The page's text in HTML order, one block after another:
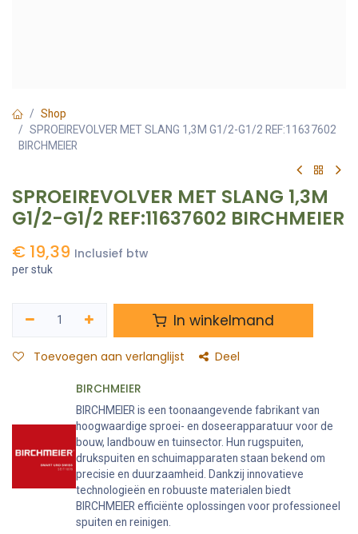
Shop
SPROEIREVOLVER MET SLANG 1,3M G1/2-G1/2 REF:11637602
BIRCHMEIER
SPROEIREVOLVER MET SLANG 1,3M
G1/2-G1/2 REF:11637602 BIRCHMEIER
€ 19,39 Inclusief btw
per stuk
In winkelmand
Toevoegen aan verlanglijst Deel
BIRCHMEIER
BIRCHMEIER is een toonaangevende fabrikant van
hoogwaardige sproei- en doseerapparatuur voor de
bouw, landbouw en tuinsector. Hun rugspuiten,
drukspuiten en schuimapparaten staan bekend om
precisie en duurzaamheid. Dankzij innovatieve
technologieën en robuuste materialen biedt
BIRCHMEIER efficiënte oplossingen voor professioneel
spuiten en reinigen.